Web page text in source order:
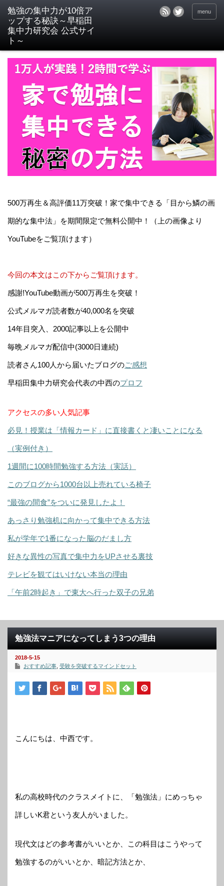
menu
500万再生＆高評価11万突破！家で集中できる「目から鱗の画
期的な集中法」を期間限定で無料公開中！（上の画像より
YouTubeをご覧頂けます）
今回の本文はこの下からご覧頂けます。
感謝!YouTube動画が500万再生を突破！
公式メルマガ読者数が40,000名を突破
14年目突入、2000記事以上を公開中
毎晩メルマガ配信中(3000日連続)
読者さん100人から届いたブログのご感想
早稲田集中力研究会代表の中西のプロフ
アクセスの多い人気記事
必見！授業は「情報カード」に直接書くと凄いことになる
（実例付き）
1週間に100時間勉強する方法（実話）
このブログから1000台以上売れている椅子
“最強の間食”をついに発見したよ！
あっさり勉強机に向かって集中できる方法
私が学年で1番になった脳のだまし方
好きな異性の写真で集中力をUPさせる裏技
テレビを観てはいけない本当の理由
「午前2時起き」で東大へ行った双子の兄弟
勉強法マニアになってしまう3つの理由
2018-5-15
おすすめ記事 受験を突破するマインドセット
こんにちは、中西です。
私の高校時代のクラスメイトに、「勉強法」にめっちゃ
詳しいK君という友人がいました。
現代文はどの参考書がいいとか、この科目はこうやって
勉強するのがいいとか、暗記方法とか、